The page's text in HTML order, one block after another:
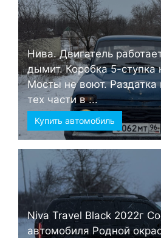
Нива. Двигатель
дымит. Коробка 5-ступка
Мосты не воют.
тех части в ...
Купить автомобиль
Niva Travel Black 2022г
автомобиля Родной